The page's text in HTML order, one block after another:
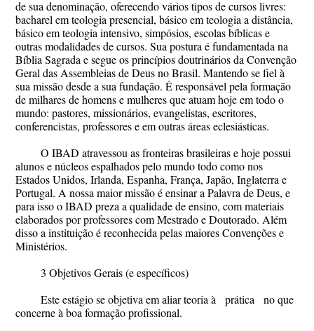
de sua denominação, oferecendo vários tipos de cursos livres:
bacharel em teologia presencial, básico em teologia a distância,
básico em teologia intensivo, simpósios, escolas bíblicas e
outras modalidades de cursos. Sua postura é fundamentada na
Bíblia Sagrada e segue os princípios doutrinários da Convenção
Geral das Assembleias de Deus no Brasil. Mantendo se fiel à
sua missão desde a sua fundação. É responsável pela formação
de milhares de homens e mulheres que atuam hoje em todo o
mundo: pastores, missionários, evangelistas, escritores,
conferencistas, professores e em outras áreas eclesiásticas.
O IBAD atravessou as fronteiras brasileiras e hoje possui
alunos e núcleos espalhados pelo mundo todo como nos
Estados Unidos, Irlanda, Espanha, França, Japão, Inglaterra e
Portugal. A nossa maior missão é ensinar a Palavra de Deus, e
para isso o IBAD preza a qualidade de ensino, com materiais
elaborados por professores com Mestrado e Doutorado. Além
disso a instituição é reconhecida pelas maiores Convenções e
Ministérios.
3 Objetivos Gerais (e específicos)
Este estágio se objetiva em aliar teoria à prática no que
concerne à boa formação profissional.